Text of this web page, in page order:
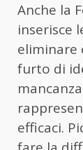
Anche la
inserisce
eliminare
furto di
efficaci.